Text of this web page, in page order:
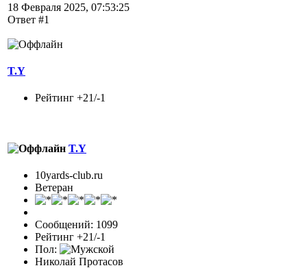
18 Февраля 2025, 07:53:25
Ответ #1
T.Y
Рейтинг +21/-1
T.Y
10yards-club.ru
Ветеран
Сообщений: 1099
Рейтинг +21/-1
Пол:
Николай Протасов